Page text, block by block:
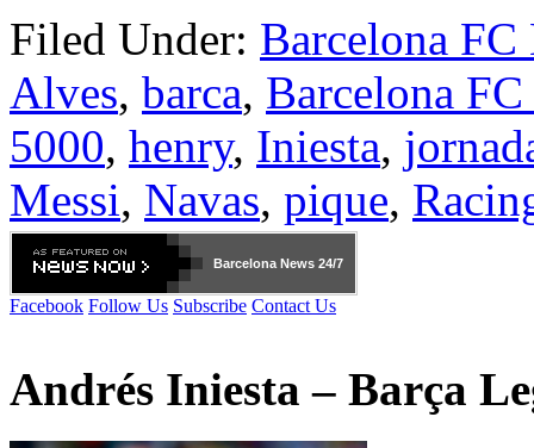
Filed Under: Barcelona FC
Alves, barca, Barcelona
5000, henry, Iniesta,
Messi, Navas, pique,
BarcelonaNews 24/7
Facebook Follow Us Subscribe Contact Us
Andrés Iniesta – Barça